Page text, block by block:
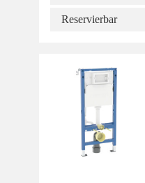
Reservierbar